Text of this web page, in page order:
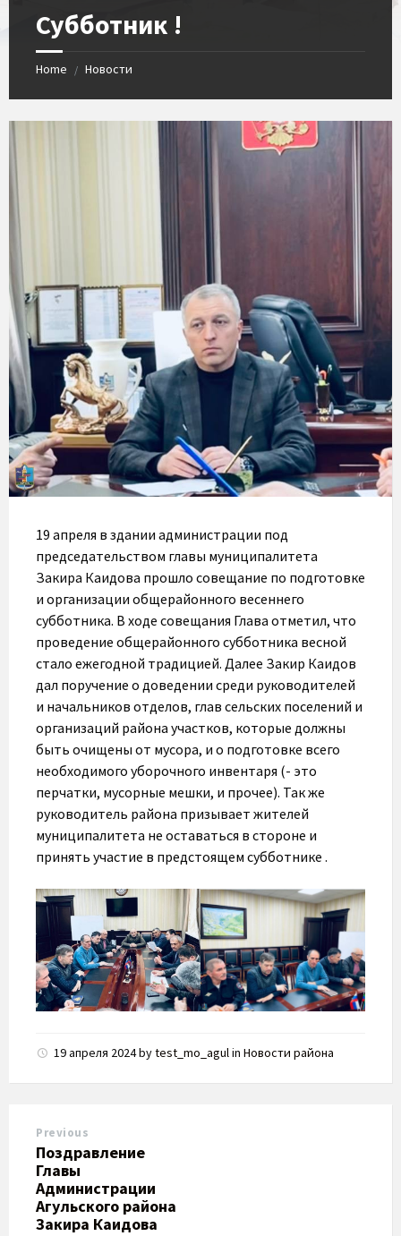
Субботник !
Home / Новости
19 апреля в здании администрации под
председательством главы муниципалитета
Закира Каидова прошло совещание по подготовке
и организации общерайонного весеннего
субботника. В ходе совещания Глава отметил, что
проведение общерайонного субботника весной
стало ежегодной традицией. Далее Закир Каидов
дал поручение о доведении среди руководителей
и начальников отделов, глав сельских поселений и
организаций района участков, которые должны
быть очищены от мусора, и о подготовке всего
необходимого уборочного инвентаря (- это
перчатки, мусорные мешки, и прочее). Так же
руководитель района призывает жителей
муниципалитета не оставаться в стороне и
принять участие в предстоящем субботнике .
19 апреля 2024bytest_mo_agulin Новости района
Previous
Поздравление
Главы
Администрации
Агульского района
Закира Каидова